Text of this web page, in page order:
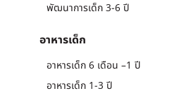
พัฒนาการเด็ก 3-6 ปี
อาหารเด็ก
อาหารเด็ก 6 เดือน –1 ปี
อาหารเด็ก 1-3 ปี